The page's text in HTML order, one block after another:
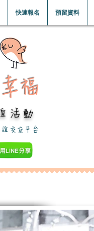
快速報名 預留資料
福​
活動
交友平台